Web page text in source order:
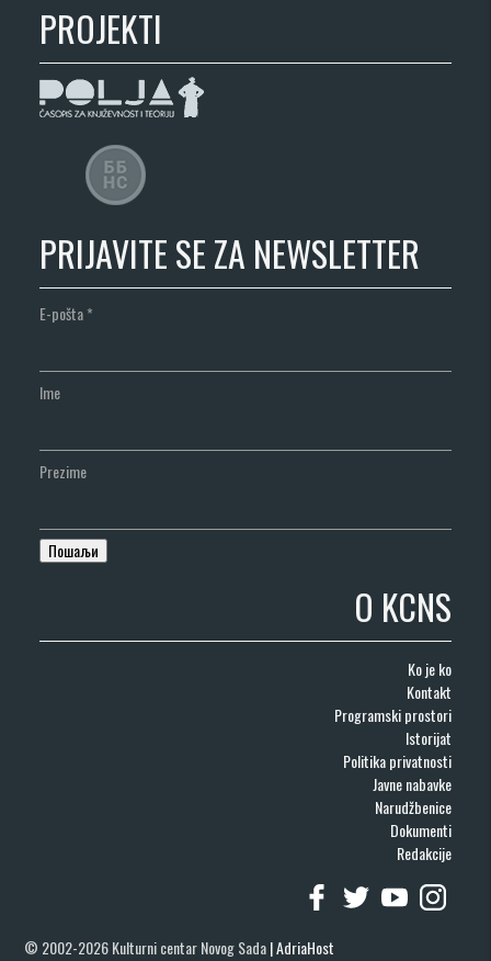
PROJEKTI
PRIJAVITE SE ZA NEWSLETTER
E-pošta*
Ime
Prezime
O KCNS
Ko je ko
Kontakt
Programski prostori
Istorijat
Politika privatnosti
Javne nabavke
Narudžbenice
Dokumenti
Redakcije
© 2002-2026 Kulturni centar Novog Sada|AdriaHost